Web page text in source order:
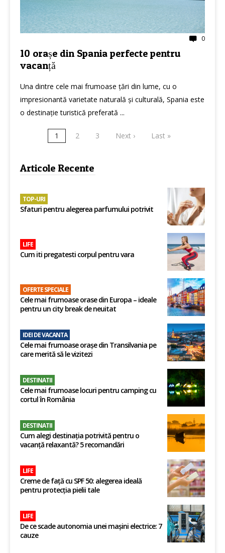
0
10 orașe din Spania perfecte pentru
vacanță
Una dintre cele mai frumoase țări din lume, cu o
impresionantă varietate naturală și culturală, Spania este
o destinație turistică preferată ...
1 2 3 Next › Last »
Articole Recente
TOP-URI
Sfaturi pentru alegerea parfumului potrivit
LIFE
Cum iti pregatesti corpul pentru vara
OFERTE SPECIALE
Cele mai frumoase orase din Europa – ideale
pentru un city break de neuitat
IDEI DE VACANTA
Cele mai frumoase orașe din Transilvania pe
care merită să le vizitezi
DESTINATII
Cele mai frumoase locuri pentru camping cu
cortul în România
DESTINATII
Cum alegi destinația potrivită pentru o
vacanță relaxantă? 5 recomandări
LIFE
Creme de față cu SPF 50: alegerea ideală
pentru protecția pielii tale
LIFE
De ce scade autonomia unei mașini electrice: 7
cauze